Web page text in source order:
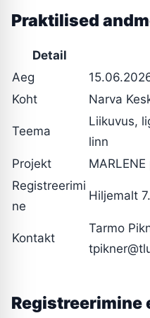
Praktilised
Detail
Aeg
Koht
Narva
Teema
Liikuvus,
linn
Projekt
Registreerimi
ne
Hiljemalt
Kontakt
Tarmo
Registreerimine